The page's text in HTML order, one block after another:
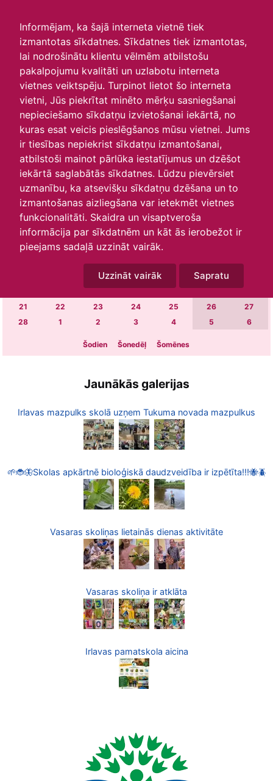
Informējam, ka šajā interneta vietnē tiek
izmantotas sīkdatnes. Sīkdatnes tiek izmantotas,
lai nodrošinātu klientu vēlmēm atbilstošu
pakalpojumu kvalitāti un uzlabotu interneta
vietnes veiktspēju. Turpinot lietot šo interneta
vietni, Jūs piekrītat minēto mērķu sasniegšanai
nepieciešamo sīkdatņu izvietošanai iekārtā, no
kuras esat veicis pieslēgšanos mūsu vietnei. Jums
ir tiesības nepiekrist sīkdatņu izmantošanai,
atbilstoši mainot pārlūka iestatījumus un dzēšot
iekārtā saglabātās sīkdatnes. Lūdzu pievērsiet
uzmanību, ka atsevišķu sīkdatņu dzēšana un to
izmantošanas aizliegšana var ietekmēt vietnes
funkcionalitāti. Skaidra un visaptveroša
informācija par sīkdatnēm un kāt ās ierobežot ir
pieejams sadaļā uzzināt vairāk.
Uzzināt vairāk Sapratu
Skats :
Aktuālie
Šodien Šonedēļ
Šomēnes
Arhīvs
O T S
9 10 12
16 17 18 19
21
22 23 24 25 26
27
28
1 2 3 4 5 6
Šodien Šonedēļ Šomēnes
Jaunākās galerijas
Irlavas mazpulks skolā uzņem Tukuma novada mazpulkus
🌱🐞🦋Skolas apkārtnē bioloģiskā daudzveidība ir izpētīta!!!🐝🪲
Vasaras skoliņas lietainās dienas aktivitāte
Vasaras skoliņa ir atklāta
Irlavas pamatskola aicina